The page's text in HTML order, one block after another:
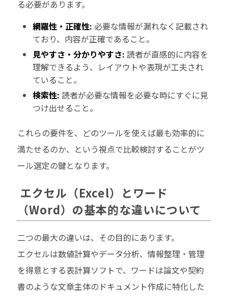
る必要があります。
網羅性・正確性: 必要な情報が漏れなく記載され
ており、内容が正確であること。
見やすさ・分かりやすさ: 読者が直感的に内容を
理解できるよう、レイアウトや表現が工夫され
ていること。
検索性: 読者が必要な情報を必要な時にすぐに見
つけ出せること。
これらの要件を、どのツールを使えば最も効率的に
満たせるのか、という視点で比較検討することがツ
ール選定の鍵となります。
エクセル（Excel）とワード
（Word）の基本的な違いについて
二つの最大の違いは、その目的にあります。
エクセルは数値計算やデータ分析、情報整理・管理
を得意とする表計算ソフトで、ワードは論文や契約
書のような文章主体のドキュメント作成に特化した